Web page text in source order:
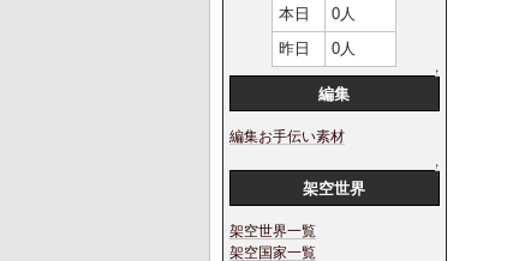
本日
0人
昨日
0人
↑
編集
編集お手伝い素材
↑
架空世界
架空世界一覧
架空国家一覧